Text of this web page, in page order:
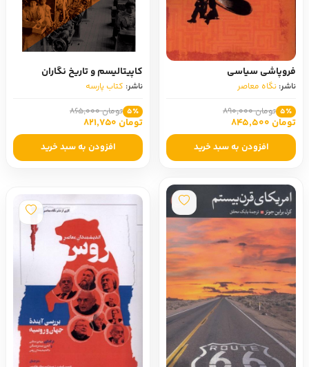
فروپاشی سیاسی
ناشر: نگاه معاصر
5٪ تومان 890,000
تومان 845,500
افزودن به سبد خرید
کاپیتالیسم و تاریخ نگاران
ناشر: کتاب پارسه
5٪ تومان 865,000
تومان 821,750
افزودن به سبد خرید